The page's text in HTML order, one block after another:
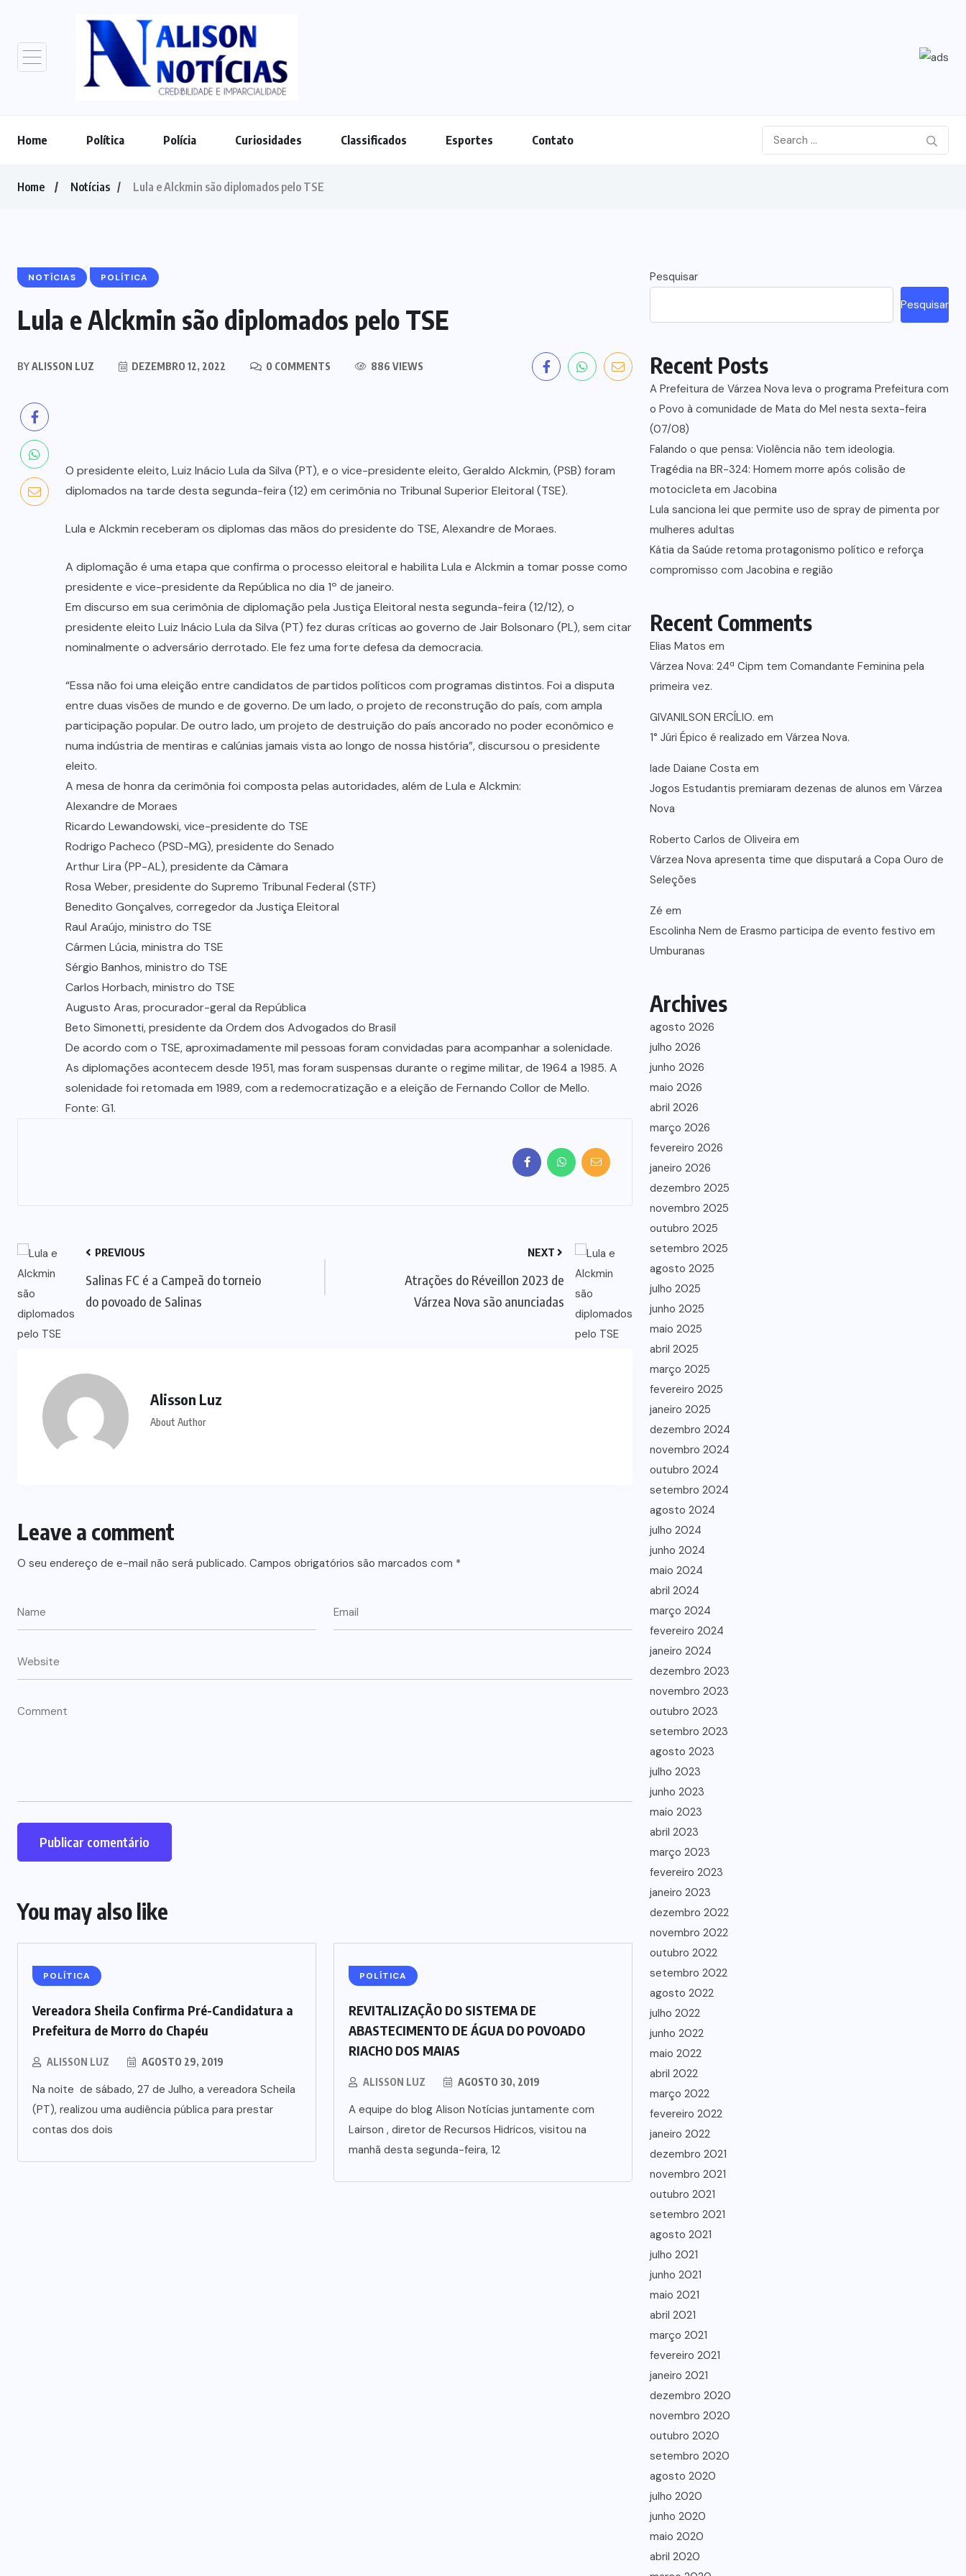
Home Política Polícia Curiosidades Classificados Esportes Contato
Home Notícias Lula e Alckmin são diplomados pelo TSE
NOTÍCIAS POLÍTICA
Lula e Alckmin são diplomados pelo TSE
BYALISSON LUZ DEZEMBRO 12, 2022 0 COMMENTS 886 VIEWS
O presidente eleito, Luiz Inácio Lula da Silva (PT), e o vice-presidente eleito, Geraldo Alckmin, (PSB) foram
diplomados na tarde desta segunda-feira (12) em cerimônia no Tribunal Superior Eleitoral (TSE).
Lula e Alckmin receberam os diplomas das mãos do presidente do TSE, Alexandre de Moraes.
A diplomação é uma etapa que confirma o processo eleitoral e habilita Lula e Alckmin a tomar posse como
presidente e vice-presidente da República no dia 1º de janeiro.
Em discurso em sua cerimônia de diplomação pela Justiça Eleitoral nesta segunda-feira (12/12), o
presidente eleito Luiz Inácio Lula da Silva (PT) fez duras críticas ao governo de Jair Bolsonaro (PL), sem citar
nominalmente o adversário derrotado. Ele fez uma forte defesa da democracia.
“Essa não foi uma eleição entre candidatos de partidos políticos com programas distintos. Foi a disputa
entre duas visões de mundo e de governo. De um lado, o projeto de reconstrução do país, com ampla
participação popular. De outro lado, um projeto de destruição do país ancorado no poder econômico e
numa indústria de mentiras e calúnias jamais vista ao longo de nossa história”, discursou o presidente
eleito.
A mesa de honra da cerimônia foi composta pelas autoridades, além de Lula e Alckmin:
Alexandre de Moraes
Ricardo Lewandowski, vice-presidente do TSE
Rodrigo Pacheco (PSD-MG), presidente do Senado
Arthur Lira (PP-AL), presidente da Câmara
Rosa Weber, presidente do Supremo Tribunal Federal (STF)
Benedito Gonçalves, corregedor da Justiça Eleitoral
Raul Araújo, ministro do TSE
Cármen Lúcia, ministra do TSE
Sérgio Banhos, ministro do TSE
Carlos Horbach, ministro do TSE
Augusto Aras, procurador-geral da República
Beto Simonetti, presidente da Ordem dos Advogados do Brasil
De acordo com o TSE, aproximadamente mil pessoas foram convidadas para acompanhar a solenidade.
As diplomações acontecem desde 1951, mas foram suspensas durante o regime militar, de 1964 a 1985. A
solenidade foi retomada em 1989, com a redemocratização e a eleição de Fernando Collor de Mello.
Fonte: G1.
PREVIOUS
Salinas FC é a Campeã do torneio
do povoado de Salinas
NEXT
Atrações do Réveillon 2023 de
Várzea Nova são anunciadas
Alisson Luz
About Author
Leave a comment
O seu endereço de e-mail não será publicado. Campos obrigatórios são marcados com *
You may also like
POLÍTICA
Vereadora Sheila Confirma Pré-Candidatura a
Prefeitura de Morro do Chapéu
ALISSON LUZ AGOSTO 29, 2019
Na noite de sábado, 27 de Julho, a vereadora Scheila
(PT), realizou uma audiência pública para prestar
contas dos dois
POLÍTICA
REVITALIZAÇÃO DO SISTEMA DE
ABASTECIMENTO DE ÁGUA DO POVOADO
RIACHO DOS MAIAS
ALISSON LUZ AGOSTO 30, 2019
A equipe do blog Alison Notícias juntamente com
Lairson , diretor de Recursos Hidricos, visitou na
manhã desta segunda-feira, 12
Pesquisar
Pesquisar
Recent Posts
A Prefeitura de Várzea Nova leva o programa Prefeitura com
o Povo à comunidade de Mata do Mel nesta sexta-feira
(07/08)
Falando o que pensa: Violência não tem ideologia.
Tragédia na BR-324: Homem morre após colisão de
motocicleta em Jacobina
Lula sanciona lei que permite uso de spray de pimenta por
mulheres adultas
Kátia da Saúde retoma protagonismo político e reforça
compromisso com Jacobina e região
Recent Comments
Elias Matos em
Várzea Nova: 24ª Cipm tem Comandante Feminina pela
primeira vez.
GIVANILSON ERCÍLIO. em
1° Júri Épico é realizado em Várzea Nova.
lade Daiane Costa em
Jogos Estudantis premiaram dezenas de alunos em Várzea
Nova
Roberto Carlos de Oliveira em
Várzea Nova apresenta time que disputará a Copa Ouro de
Seleções
Zé em
Escolinha Nem de Erasmo participa de evento festivo em
Umburanas
Archives
agosto 2026
julho 2026
junho 2026
maio 2026
abril 2026
março 2026
fevereiro 2026
janeiro 2026
dezembro 2025
novembro 2025
outubro 2025
setembro 2025
agosto 2025
julho 2025
junho 2025
maio 2025
abril 2025
março 2025
fevereiro 2025
janeiro 2025
dezembro 2024
novembro 2024
outubro 2024
setembro 2024
agosto 2024
julho 2024
junho 2024
maio 2024
abril 2024
março 2024
fevereiro 2024
janeiro 2024
dezembro 2023
novembro 2023
outubro 2023
setembro 2023
agosto 2023
julho 2023
junho 2023
maio 2023
abril 2023
março 2023
fevereiro 2023
janeiro 2023
dezembro 2022
novembro 2022
outubro 2022
setembro 2022
agosto 2022
julho 2022
junho 2022
maio 2022
abril 2022
março 2022
fevereiro 2022
janeiro 2022
dezembro 2021
novembro 2021
outubro 2021
setembro 2021
agosto 2021
julho 2021
junho 2021
maio 2021
abril 2021
março 2021
fevereiro 2021
janeiro 2021
dezembro 2020
novembro 2020
outubro 2020
setembro 2020
agosto 2020
julho 2020
junho 2020
maio 2020
abril 2020